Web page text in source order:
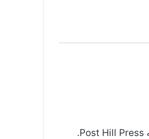
(ج) 2023 بواسطة جريج إينيس. نشرته Post Hill Press.